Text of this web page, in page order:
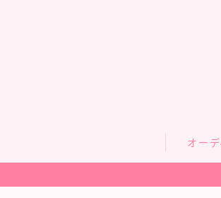
オーデ